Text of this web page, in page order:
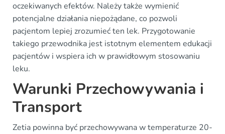
oczekiwanych efektów. Należy także wymienić
potencjalne działania niepożądane, co pozwoli
pacjentom lepiej zrozumieć ten lek. Przygotowanie
takiego przewodnika jest istotnym elementem edukacji
pacjentów i wspiera ich w prawidłowym stosowaniu
leku.
Warunki Przechowywania i
Transport
Zetia powinna być przechowywana w temperaturze 20-